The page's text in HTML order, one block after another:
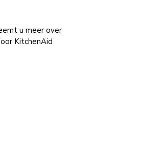
u meer over
KitchenAid